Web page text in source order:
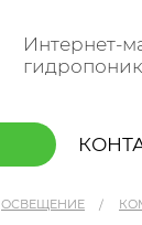
Интернет-
ОСВЕЩЕНИЕ